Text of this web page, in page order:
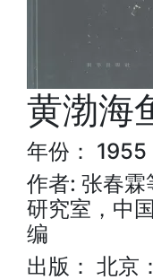
黄渤海
年份： 1955
作者: 张春霖
研究室，中
编
出版： 北京